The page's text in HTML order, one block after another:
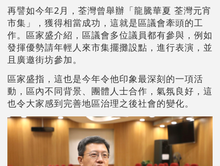
再譬如今年2月，荃灣曾舉辦「龍騰華夏 荃灣元宵
市集」，獲得相當成功，這就是區議會牽頭的工
作。區家盛介紹，區議會多位議員都有參與，例如
發揮優勢請年輕人來市集擺攤設點，進行表演，並
且廣邀街坊參加。
區家盛指，這也是今年令他印象最深刻的一項活
動，區內不同背景、團體人士合作，氣氛良好，這
也令大家感到完善地區治理之後社會的變化。